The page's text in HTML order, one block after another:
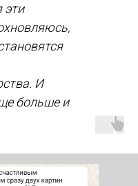
эти
И
больше и